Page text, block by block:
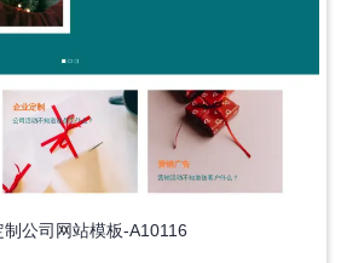
制公司网站模板-A10116